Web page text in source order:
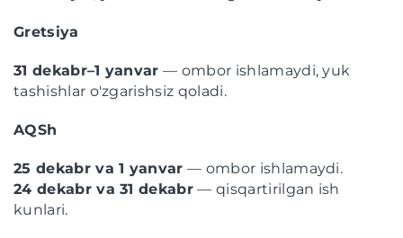
Gretsiya
31 dekabr–1 yanvar — ombor ishlamaydi, yuk
tashishlar o'zgarishsiz qoladi.
AQSh
25 dekabr va 1 yanvar — ombor ishlamaydi.
24 dekabr va 31 dekabr — qisqartirilgan ish
kunlari.